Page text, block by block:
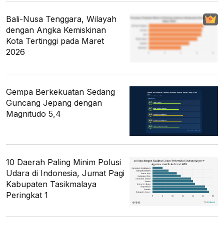
Bali-Nusa Tenggara, Wilayah
dengan Angka Kemiskinan
Kota Tertinggi pada Maret
2026
Gempa Berkekuatan Sedang
Guncang Jepang dengan
Magnitudo 5,4
10 Daerah Paling Minim Polusi
Udara di Indonesia, Jumat Pagi
Kabupaten Tasikmalaya
Peringkat 1